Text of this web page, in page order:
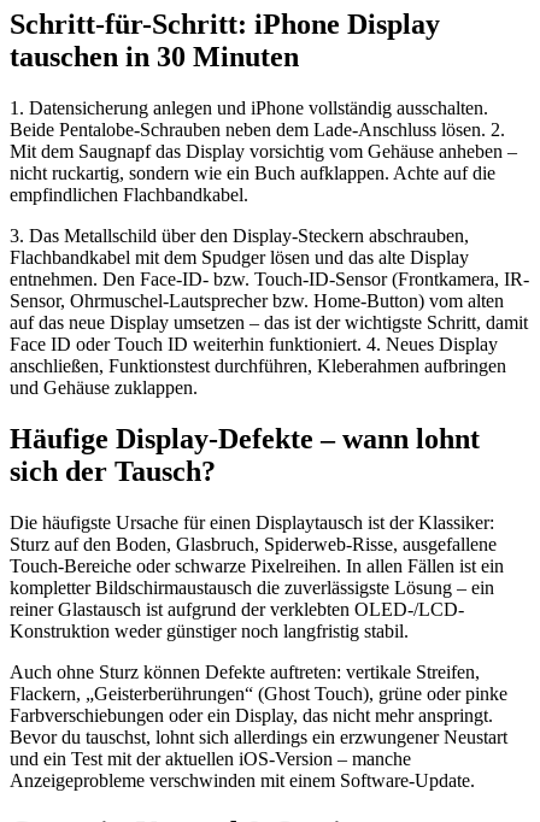
Schritt-für-Schritt: iPhone Display
tauschen in 30 Minuten
1. Datensicherung anlegen und iPhone vollständig ausschalten.
Beide Pentalobe-Schrauben neben dem Lade-Anschluss lösen. 2.
Mit dem Saugnapf das Display vorsichtig vom Gehäuse anheben –
nicht ruckartig, sondern wie ein Buch aufklappen. Achte auf die
empfindlichen Flachbandkabel.
3. Das Metallschild über den Display-Steckern abschrauben,
Flachbandkabel mit dem Spudger lösen und das alte Display
entnehmen. Den Face-ID- bzw. Touch-ID-Sensor (Frontkamera, IR-
Sensor, Ohrmuschel-Lautsprecher bzw. Home-Button) vom alten
auf das neue Display umsetzen – das ist der wichtigste Schritt, damit
Face ID oder Touch ID weiterhin funktioniert. 4. Neues Display
anschließen, Funktionstest durchführen, Kleberahmen aufbringen
und Gehäuse zuklappen.
Häufige Display-Defekte – wann lohnt
sich der Tausch?
Die häufigste Ursache für einen Displaytausch ist der Klassiker:
Sturz auf den Boden, Glasbruch, Spiderweb-Risse, ausgefallene
Touch-Bereiche oder schwarze Pixelreihen. In allen Fällen ist ein
kompletter Bildschirmaustausch die zuverlässigste Lösung – ein
reiner Glastausch ist aufgrund der verklebten OLED-/LCD-
Konstruktion weder günstiger noch langfristig stabil.
Auch ohne Sturz können Defekte auftreten: vertikale Streifen,
Flackern, „Geisterberührungen“ (Ghost Touch), grüne oder pinke
Farbverschiebungen oder ein Display, das nicht mehr anspringt.
Bevor du tauschst, lohnt sich allerdings ein erzwungener Neustart
und ein Test mit der aktuellen iOS-Version – manche
Anzeigeprobleme verschwinden mit einem Software-Update.